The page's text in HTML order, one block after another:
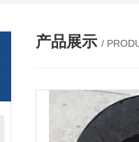
产品展示 /